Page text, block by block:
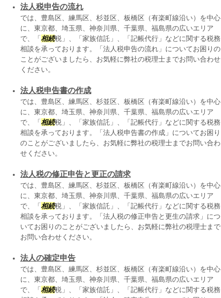
法人税申告の流れ
では、豊島区、練馬区、杉並区、板橋区（有楽町線沿い）を中心
に、東京都、埼玉県、神奈川県、千葉県、福島県の広いエリア
で、「 相続税」、「家族信託」、「記帳代行」などに関する税務
相談を承っております。「法人税申告の流れ」についてお困りの
ことがございましたら、お気軽に弊社の税理士までお問い合わせ
ください。
法人税申告書の作成
では、豊島区、練馬区、杉並区、板橋区（有楽町線沿い）を中心
に、東京都、埼玉県、神奈川県、千葉県、福島県の広いエリア
で、「 相続税」、「家族信託」、「記帳代行」などに関する税務
相談を承っております。「法人税申告書の作成」についてお困り
のことがございましたら、お気軽に弊社の税理士までお問い合わ
せください。
法人税の修正申告と更正の請求
では、豊島区、練馬区、杉並区、板橋区（有楽町線沿い）を中心
に、東京都、埼玉県、神奈川県、千葉県、福島県の広いエリア
で、「 相続税」、「家族信託」、「記帳代行」などに関する税務
相談を承っております。「法人税の修正申告と更生の請求」につ
いてお困りのことがございましたら、お気軽に弊社の税理士まで
お問い合わせください。
法人の確定申告
では、豊島区、練馬区、杉並区、板橋区（有楽町線沿い）を中心
に、東京都、埼玉県、神奈川県、千葉県、福島県の広いエリア
で、「 相続税」、「家族信託」、「記帳代行」などに関する税務